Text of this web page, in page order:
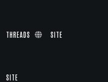
THREADS SITE
SITE